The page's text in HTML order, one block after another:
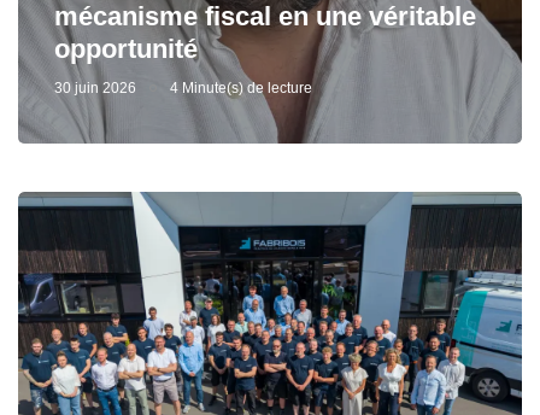
mécanisme fiscal en une véritable
opportunité
30 juin 2026 4 Minute(s) de lecture